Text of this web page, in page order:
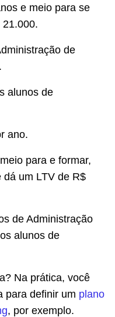
e meio para se
21.000.
de
alunos de
ano.
para e formar,
um LTV de R$
de Administração
alunos de
Na prática, você
para definir um plano
, por exemplo.